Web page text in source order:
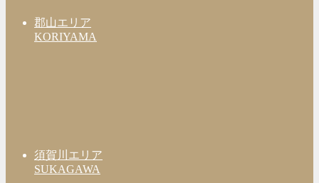
郡山エリア
KORIYAMA
須賀川エリア
SUKAGAWA